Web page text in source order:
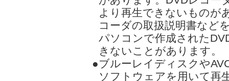
より再生できないものが
コーダの取扱説明書など
パソコンで作成された
きないことがあります。
●ブルーレイディスクや
ソフトウェアを用いて再